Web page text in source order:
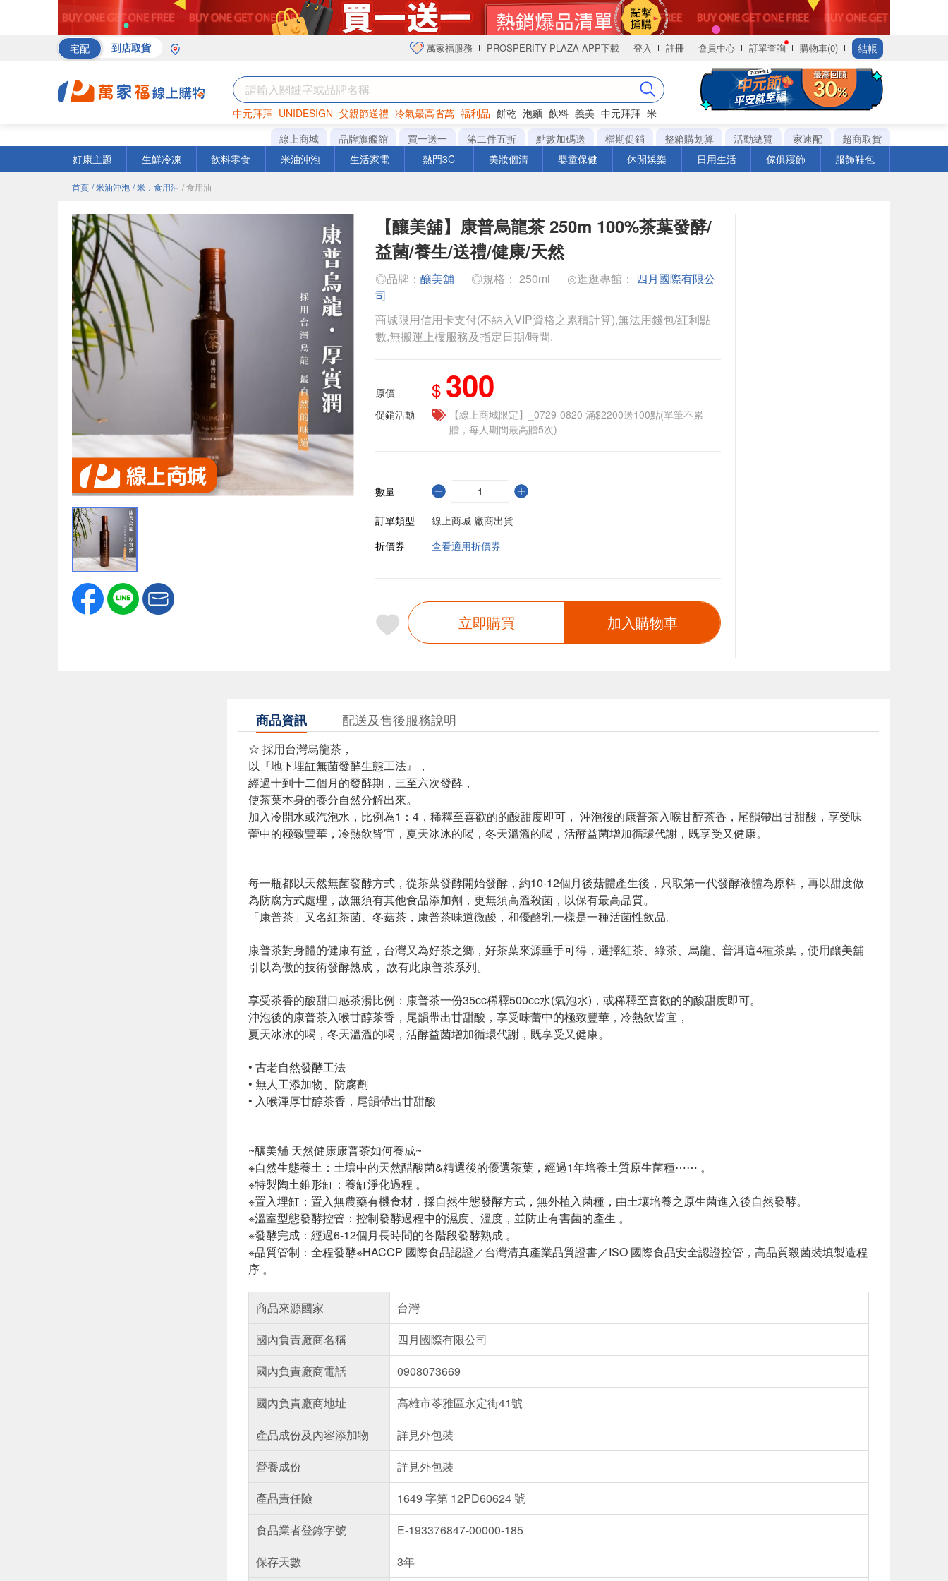
宅配 到店取貨 萬家福服務 PROSPERITY PLAZA APP下載 登入 註冊 會員中心 訂單查詢 購物車(0) 結帳
中元拜拜 UNIDESIGN 父親節送禮 冷氣最高省萬 福利品 餅乾 泡麵 飲料 義美 中元拜拜 米
海苔 巧克力 衛生紙
線上商城 品牌旗艦館 買一送一 第二件五折 點數加碼送 檔期促銷 整箱購划算 活動總覽 家速配
超商取貨
好康主題
生鮮冷凍 飲料零食 米油沖泡 生活家電 熱門3C 美妝個清 嬰童保健 休閒娛樂 日用生活 傢俱寢飾 服飾鞋包
首頁 / 米油沖泡 / 米．食用油 / 食用油
【釀美舖】康普烏龍茶 250m 100%茶葉發酵/
益菌/養生/送禮/健康/天然
◎品牌： 釀美舖 ◎規格： 250ml ◎逛逛專館： 四月國際有限公
司
商城限用信用卡支付(不納入VIP資格之累積計算),無法用錢包/紅利點
數,無搬運上樓服務及指定日期/時間.
原價 $ 300
促銷活動
【線上商城限定】_0729-0820 滿$2200送100點(單筆不累
贈，每人期間最高贈5次)
數量
訂單類型
線上商城 廠商出貨
折價券
查看適用折價券
立即購買 加入購物車
商品資訊 配送及售後服務說明
☆ 採用台灣烏龍茶，
以『地下埋缸無菌發酵生態工法』，
經過十到十二個月的發酵期，三至六次發酵，
使茶葉本身的養分自然分解出來。
加入冷開水或汽泡水，比例為1：4，稀釋至喜歡的的酸甜度即可， 沖泡後的康普茶入喉甘醇茶香，尾韻帶出甘甜酸，享受味
蕾中的極致豐華，冷熱飲皆宜，夏天冰冰的喝，冬天溫溫的喝，活酵益菌增加循環代謝，既享受又健康。
每一瓶都以天然無菌發酵方式，從茶葉發酵開始發酵，約10-12個月後菇體產生後，只取第一代發酵液體為原料，再以甜度做
為防腐方式處理，故無須有其他食品添加劑，更無須高溫殺菌，以保有最高品質。
「康普茶」又名紅茶菌、冬菇茶，康普茶味道微酸，和優酪乳一樣是一種活菌性飲品。
康普茶對身體的健康有益，台灣又為好茶之鄉，好茶葉來源垂手可得，選擇紅茶、綠茶、烏龍、普洱這4種茶葉，使用釀美舖
引以為傲的技術發酵熟成， 故有此康普茶系列。
享受茶香的酸甜口感茶湯比例：康普茶一份35cc稀釋500cc水(氣泡水)，或稀釋至喜歡的的酸甜度即可。
沖泡後的康普茶入喉甘醇茶香，尾韻帶出甘甜酸，享受味蕾中的極致豐華，冷熱飲皆宜，
夏天冰冰的喝，冬天溫溫的喝，活酵益菌增加循環代謝，既享受又健康。
• 古老自然發酵工法
• 無人工添加物、防腐劑
• 入喉渾厚甘醇茶香，尾韻帶出甘甜酸
~釀美舖 天然健康康普茶如何養成~
※自然生態養土：土壤中的天然醋酸菌&精選後的優選茶葉，經過1年培養土質原生菌種⋯⋯ 。
※特製陶土錐形缸：養缸淨化過程 。
※置入埋缸：置入無農藥有機食材，採自然生態發酵方式，無外植入菌種，由土壤培養之原生菌進入後自然發酵。
※溫室型態發酵控管：控制發酵過程中的濕度、溫度，並防止有害菌的產生 。
※發酵完成：經過6-12個月長時間的各階段發酵熟成 。
※品質管制：全程發酵※HACCP 國際食品認證／台灣清真產業品質證書／ISO 國際食品安全認證控管，高品質殺菌裝填製造程
序 。
商品來源國家
台灣
國內負責廠商名稱
四月國際有限公司
國內負責廠商電話
0908073669
國內負責廠商地址
高雄市苓雅區永定街41號
產品成份及內容添加物
詳見外包裝
營養成份
詳見外包裝
產品責任險
1649 字第 12PD60624 號
食品業者登錄字號
E-193376847-00000-185
保存天數
3年